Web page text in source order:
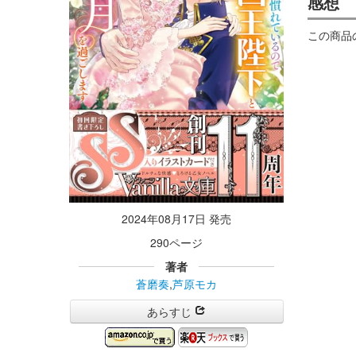
2024年08月17日 発売
290ページ
著者
蒼磨奏,芦原モカ
あらすじ
この商品